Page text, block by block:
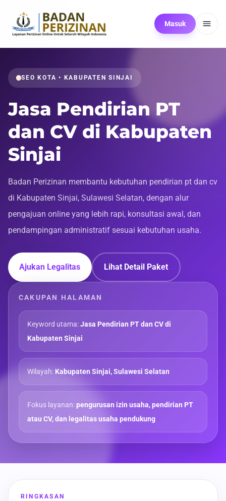
Masuk
SEO KOTA • KABUPATEN SINJAI
Jasa Pendirian PT
dan CV di Kabupaten
Sinjai
Badan Perizinan membantu kebutuhan pendirian pt dan cv
di Kabupaten Sinjai, Sulawesi Selatan, dengan alur
pengajuan online yang lebih rapi, konsultasi awal, dan
pendampingan administratif sesuai kebutuhan usaha.
Ajukan Legalitas Lihat Detail Paket
CAKUPAN HALAMAN
Keyword utama:Jasa Pendirian PT dan CV di
Kabupaten Sinjai
Wilayah:Kabupaten Sinjai, Sulawesi Selatan
Fokus layanan:pengurusan izin usaha, pendirian PT
atau CV, dan legalitas usaha pendukung
RINGKASAN